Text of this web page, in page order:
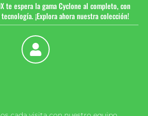
te espera la gama Cyclone al completo, con
¡Explora ahora nuestra colección!